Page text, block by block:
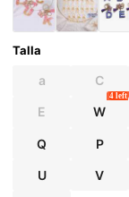
Talla
a C
E W
4 left
Q P
U V